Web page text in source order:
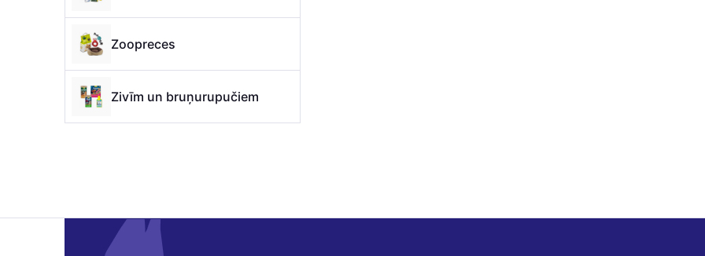
Zoopreces
Zivīm un bruņurupučiem